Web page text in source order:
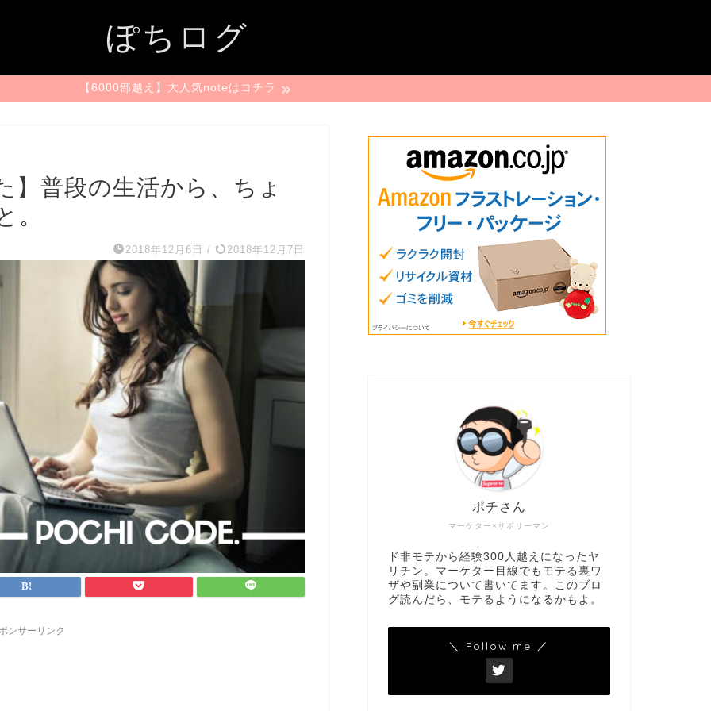
ぽちログ
【6000部越え】大人気noteはコチラ
】普段の生活から、ちょ
。
2018年12月6日 / 2018年12月7日
ンサーリンク
マーケター×サボリーマン
ポチさん
ド非モテから経験300人越えになったヤ
リチン。マーケター目線でもモテる裏ワ
ザや副業について書いてます。このブロ
グ読んだら、モテるようになるかもよ。
＼ Follow me ／